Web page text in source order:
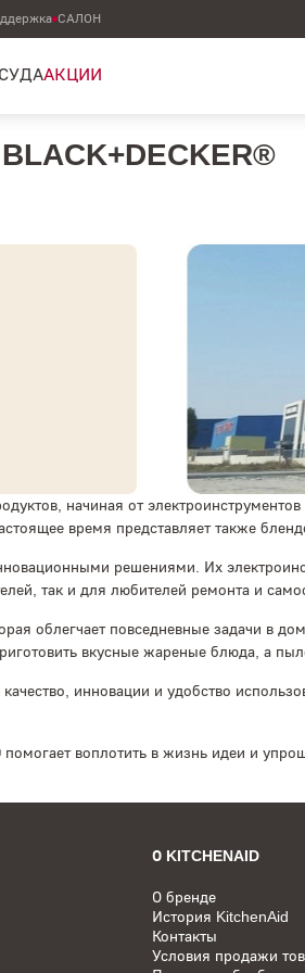
САЛОН
АКЦИИ
BLACK+DECKER®
начиная от
время представляет также
решениями. Их
так и для любителей ремонта и
облегчает повседневные задачи в
вкусные жареные блюда, а
инновации и удобство
воплотить в жизнь идеи и
О KITCHENAID
О бренде
История KitchenAid
Контакты
Условия продажи